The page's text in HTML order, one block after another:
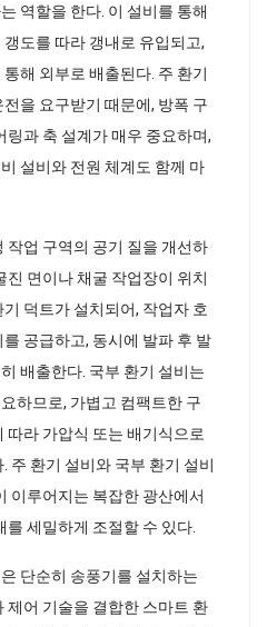
역할을 한다. 이 설비를 통해
도를 따라 갱내로 유입되고,
해 외부로 배출된다. 주 환기
을 요구받기 때문에, 방폭 구
링과 축 설계가 매우 중요하며,
설비와 전원 체계도 함께 마
작업 구역의 공기 질을 개선하
진 면이나 채굴 작업장이 위치
덕트가 설치되어, 작업자 호
공급하고, 동시에 발파 후 발
배출한다. 국부 환기 설비는
하므로, 가볍고 컴팩트한 구
따라 가압식 또는 배기식으로
주 환기 설비와 국부 환기 설비
이루어지는 복잡한 광산에서
를 세밀하게 조절할 수 있다.
단순히 송풍기를 설치하는
제어 기술을 결합한 스마트 환